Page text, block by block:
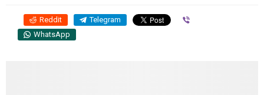
Reddit Telegram
WhatsApp